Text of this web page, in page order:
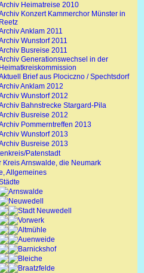
Heimatreise 2010
Konzert Kammerchor Münster in
Anklam 2011
Wunstorf 2011
Busreise 2011
Generationswechsel in der
Brief aus Plociczno / Spechtsdorf
Anklam 2012
Wunstorf 2012
Bahnstrecke Stargard-Pila
Busreise 2012
Pommerntreffen 2013
Wunstorf 2013
Busreise 2013
Patenstadt
Kreis Arnswalde, die Neumark
Allgemeines
Arnswalde
Neuwedell
Stadt Neuwedell
Vorwerk
Altmühle
Auenweide
Barnickshof
Bleiche
Braatzfelde